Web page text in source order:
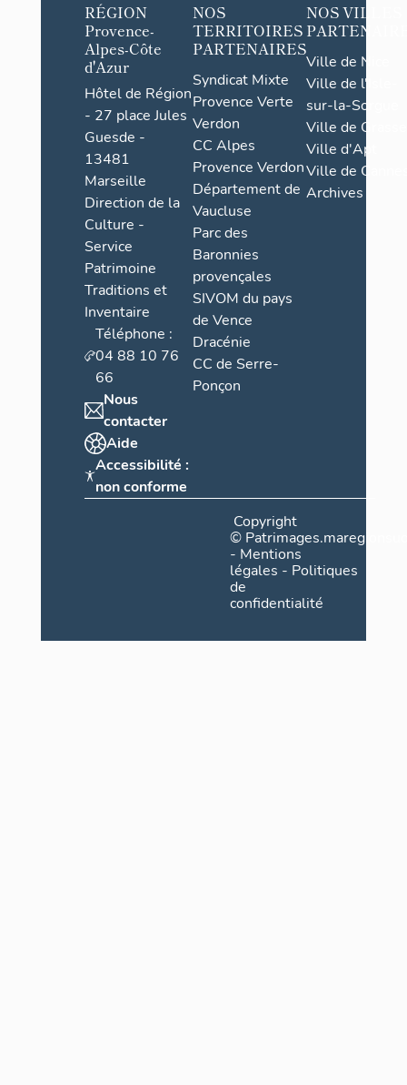
RÉGION
Provence-
Alpes-Côte
d'Azur
Hôtel de Région
- 27 place Jules
Guesde -
13481
Marseille
Direction de la
Culture -
Service
Patrimoine
Traditions et
Inventaire
Téléphone :
04 88 10 76
66
Nous
contacter
Aide
Accessibilité :
non conforme
NOS
TERRITOIRES
PARTENAIRES
Syndicat Mixte
Provence Verte
Verdon
CC Alpes
Provence Verdon
Département de
Vaucluse
Parc des
Baronnies
provençales
SIVOM du pays
de Vence
Dracénie
CC de Serre-
Ponçon
NOS VILLES
Ville de Nice
Ville de l'Isle-
sur-la-Sorgue
Ville de Grasse
Ville d'Apt
Ville de
Archives
Copyright
©
- Mentions
légales - Politiques
de
confidentialité